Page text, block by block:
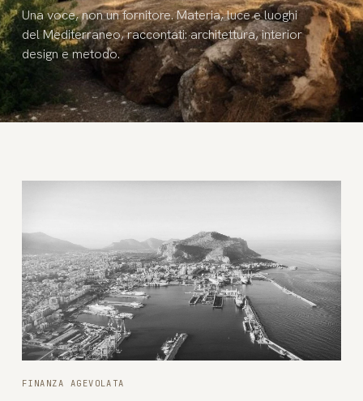
Una voce, non un fornitore. Materia, luce e luoghi
del Mediterraneo, raccontati: architettura, interior
design e metodo.
FINANZA AGEVOLATA